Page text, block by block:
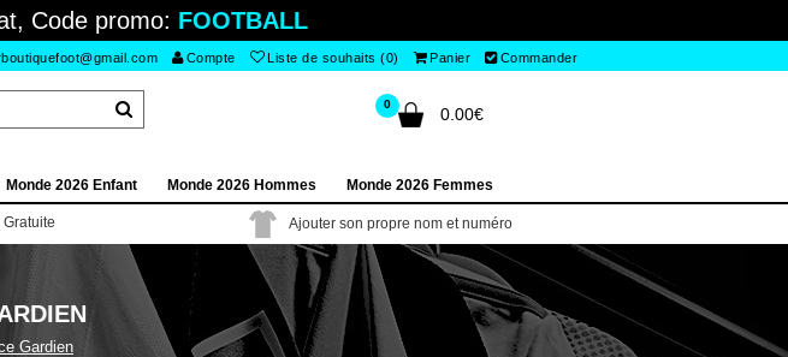
Code promo: FOOTBALL
Compte Liste de souhaits (0) Panier Commander
0
0.00€
Monde 2026 Enfant Monde 2026 Hommes Monde 2026 Femmes
Ajouter son propre nom et numéro
Gardien